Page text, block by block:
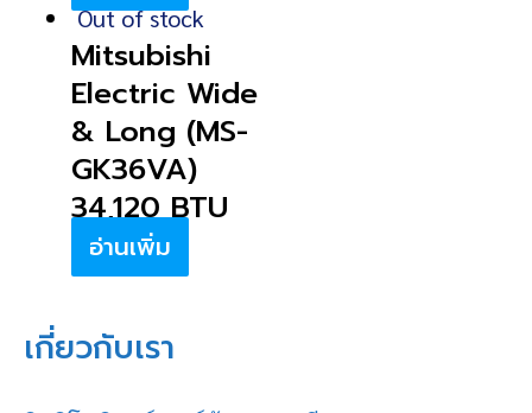
Out of stock
Mitsubishi
Electric Wide
& Long (MS-
GK36VA)
34,120 BTU
อ่านเพิ่ม
เกี่ยวกับเรา